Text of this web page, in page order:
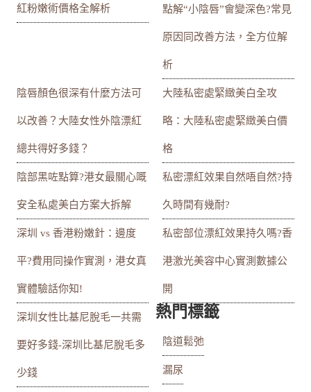
紅粉嫩術價格全解析 點解“小陰唇”會變深色?常見
原因同改善方法，全方位解
析
陰唇顏色很深有什麼方法可
以改善？大陸女性外陰漂紅
總共得好多錢？
大陸私密處緊緻美白全攻
略：大陸私密處緊緻美白價
格
陰部黑咗點算?港女最關心嘅
安全私處美白方案大拆解
私密漂紅效果自然唔自然?持
久時間有幾耐?
深圳 vs 香港粉嫩針：邊度
平?費用同操作實測，港女真
實體驗話你知!
私密部位漂紅效果持久嗎?香
港激光美容中心實測數據公
開
深圳女性比基尼脫毛一共需
要好多錢-深圳比基尼脫毛多
少錢
熱門標籤
陰道鬆弛
漏尿